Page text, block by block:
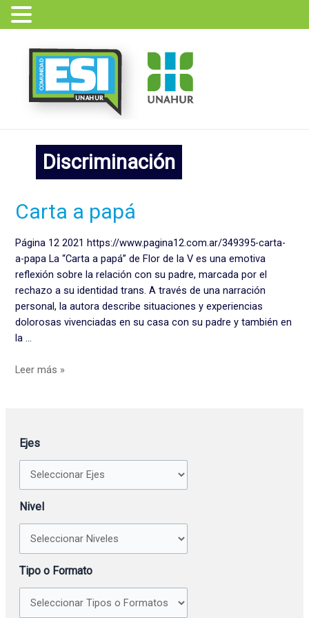
contenido
Ejes
Nivel
Tipo o Formato
Discriminación
Carta a papá
Página 12 2021 https://www.pagina12.com.ar/349395-carta-
a-papa La “Carta a papá” de Flor de la V es una emotiva
reflexión sobre la relación con su padre, marcada por el
rechazo a su identidad trans. A través de una narración
personal, la autora describe situaciones y experiencias
dolorosas vivenciadas en su casa con su padre y también en
la …
Carta
a
papá
Leer más »